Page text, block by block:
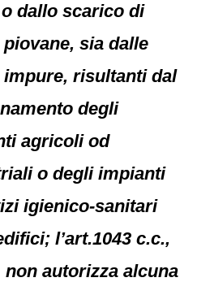
dallo scarico di
piovane, sia dalle
impure, risultanti dal
degli
agricoli od
o degli impianti
igienico-sanitari
l’art.1043 c.c.,
non autorizza alcuna